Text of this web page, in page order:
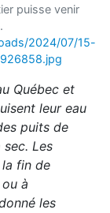
puisse venir
2024/07/15-
Québec et
leur eau
puits de
Les
la fin de
à
les